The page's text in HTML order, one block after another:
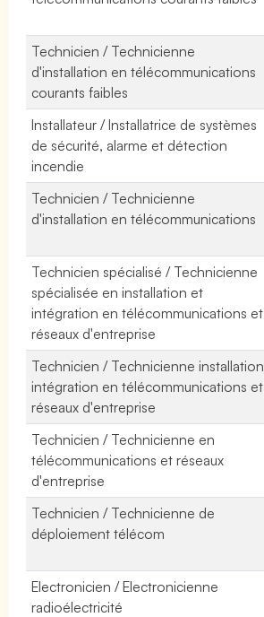
Technicien / Technicienne
d'installation en télécommunications
courants faibles
Installateur / Installatrice de systèmes
de sécurité, alarme et détection
incendie
Technicien / Technicienne
d'installation en télécommunications
Technicien spécialisé / Technicienne
spécialisée en installation et
intégration en télécommunications et
réseaux d'entreprise
Technicien / Technicienne installation
intégration en télécommunications et
réseaux d'entreprise
Technicien / Technicienne en
télécommunications et réseaux
d'entreprise
Technicien / Technicienne de
déploiement télécom
Electronicien / Electronicienne
radioélectricité